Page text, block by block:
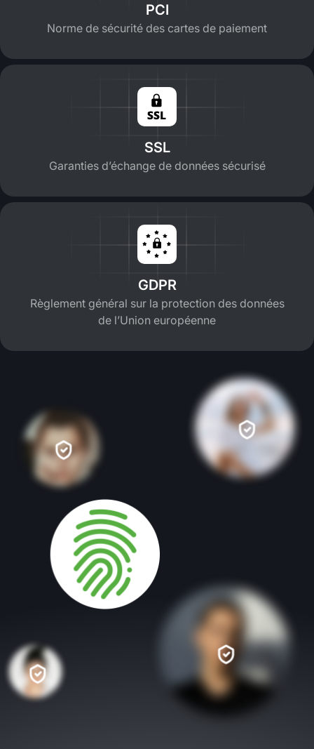
PCI
Norme de sécurité des cartes de paiement
SSL
Garanties d’échange de données sécurisé
GDPR
Règlement général sur la protection des données
de l’Union européenne